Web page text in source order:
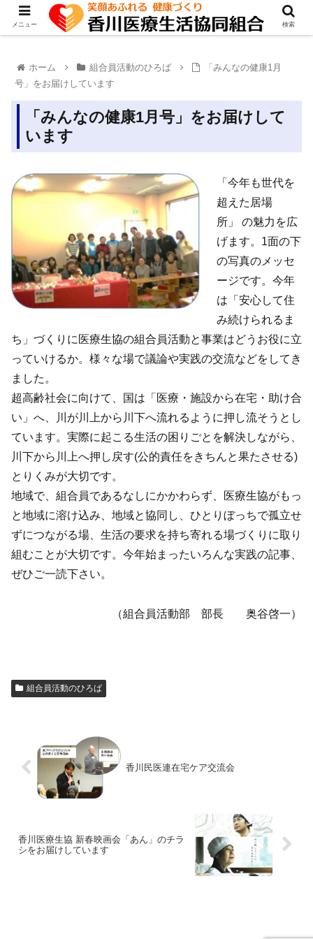
ホーム 組合員活動のひろば
「みんなの健康1月
号」をお届けしています
「みんなの健康1月号」をお届けして
います
「今年も世代を
超えた居場
所」 の魅力を広
げます。1面の下
の写真のメッセ
ージです。今年
は「安心して住
み続けられるま
ち」づくりに医療生協の組合員活動と事業はどうお役に立
っていけるか。様々な場で議論や実践の交流などをしてき
ました。
超高齢社会に向けて、国は「医療・施設から在宅・助け合
い」へ、川が川上から川下へ流れるように押し流そうとし
ています。実際に起こる生活の困りごとを解決しながら、
川下から川上へ押し戻す(公的責任をきちんと果たさせる)
とりくみが大切です。
地域で、組合員であるなしにかかわらず、医療生協がもっ
と地域に溶け込み、地域と協同し、ひとりぼっちで孤立せ
ずにつながる場、生活の要求を持ち寄れる場づくりに取り
組むことが大切です。今年始まったいろんな実践の記事、
ぜひご一読下さい。
（組合員活動部 部長 奥谷啓一）
組合員活動のひろば
香川民医連在宅ケア交流会
香川医療生協 新春映画会「あん」のチラ
シをお届けしています
メニュー 検索